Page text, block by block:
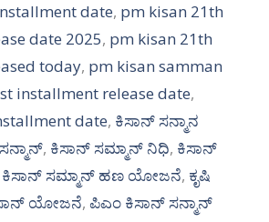
date, pm kisan 21th
date 2025, pm kisan 21th
today, pm kisan samman
installment release date,
date, ಕಿಸಾನ್ ಸನ್ಮಾನ
, ಕಿಸಾನ್ ಸಮ್ಮಾನ್ ನಿಧಿ, ಕಿಸಾನ್
ಕಿಸಾನ್ ಸಮ್ಮಾನ್ ಹಣ ಯೋಜನೆ, ಕೃಷಿ
ಯೋಜನೆ, ಪಿಎಂ ಕಿಸಾನ್ ಸನ್ಮಾನ್